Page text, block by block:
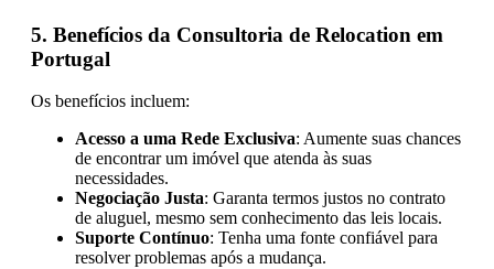
5. Benefícios da Consultoria de Relocation em
Portugal
Os benefícios incluem:
Acesso a uma Rede Exclusiva: Aumente suas chances
de encontrar um imóvel que atenda às suas
necessidades.
Negociação Justa: Garanta termos justos no contrato
de aluguel, mesmo sem conhecimento das leis locais.
Suporte Contínuo: Tenha uma fonte confiável para
resolver problemas após a mudança.